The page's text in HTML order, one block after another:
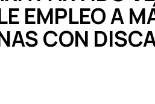
EMPLEO A
CON